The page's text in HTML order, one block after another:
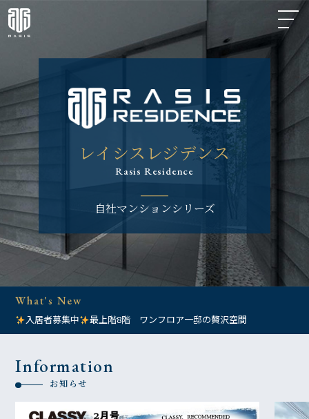
レイシスレジデンス
Rasis Residence
自社マンションシリーズ
What's New
入居者募集中 最上階8階 ワンフロア一邸の贅沢空間
Information
お知らせ